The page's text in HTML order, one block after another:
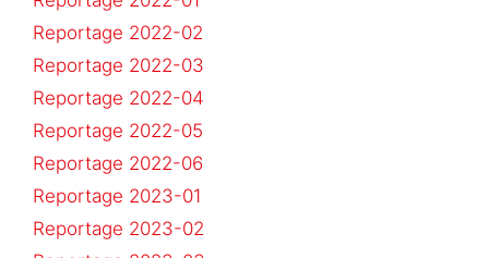
Reportage 2022-02
Reportage 2022-03
Reportage 2022-04
Reportage 2022-05
Reportage 2022-06
Reportage 2023-01
Reportage 2023-02